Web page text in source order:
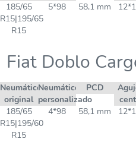
185/65
R15|195/65
R15
5*98 58,1 mm
Fiat Doblo
Neumático
original
Neumático
personalizado
PCD
185/65
R15|195/60
R15
4*98 58,1 mm